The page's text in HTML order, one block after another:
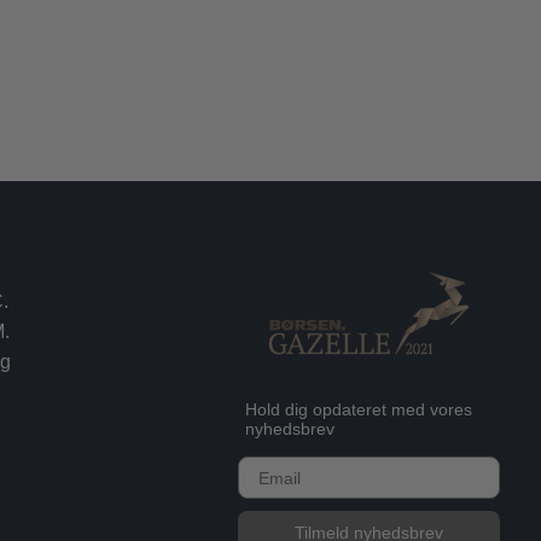
Hold dig opdateret med vores
nyhedsbrev
E-mail
Tilmeld nyhedsbrev